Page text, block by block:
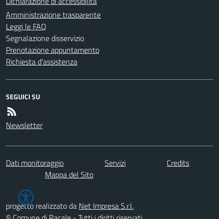
Amministrazione trasparente
Leggi le FAQ
Segnalazione disservizio
Prenotazione appuntamento
Richiesta d'assistenza
SEGUICI SU
Newsletter
Dati monitoraggio Servizi
Credits
Mappa del Sito
progetto realizzato da Net Impresa S.r.l.